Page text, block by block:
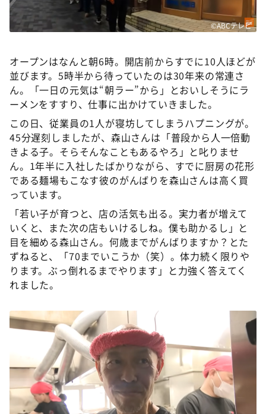
©ABCテレビ
オープンはなんと朝6時。開店前からすでに10人ほどが
並びます。5時半から待っていたのは30年来の常連さ
ん。「一日の元気は“朝ラー”から」とおいしそうにラ
ーメンをすすり、仕事に出かけていきました。
この日、従業員の1人が寝坊してしまうハプニングが。
45分遅刻しましたが、森山さんは「普段から人一倍動
きよる子。そらそんなこともあるやろ」と叱りませ
ん。1年半に入社したばかりながら、すでに厨房の花形
である麺場もこなす彼のがんばりを森山さんは高く買
っています。
「若い子が育つと、店の活気も出る。実力者が増えて
いくと、また次の店もいけるしね。僕も助かるし」と
目を細める森山さん。何歳までがんばりますか？とた
ずねると、「70までいこうか（笑）。体力続く限りや
ります。ぶっ倒れるまでやります」と力強く答えてく
れました。